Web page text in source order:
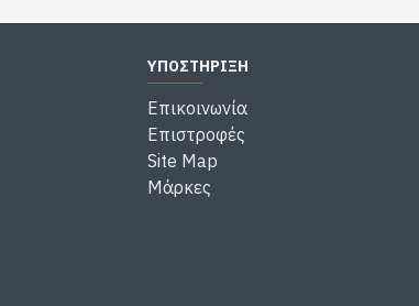
ΥΠΟΣΤΉΡΙΞΗ
Επικοινωνία
Επιστροφές
Site Map
Μάρκες